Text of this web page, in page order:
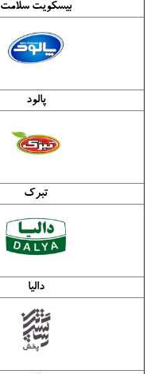
بیسکویت سلامت
پالود
تبرک
دالیا